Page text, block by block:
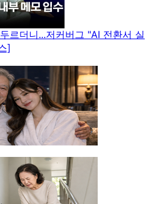
르더니...저커버그 "AI 전환서 실
]